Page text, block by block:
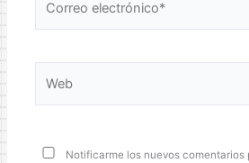
Notificarme los nuevos